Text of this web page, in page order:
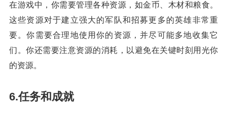
在游戏中，你需要管理各种资源，如金币、木材和粮食。
这些资源对于建立强大的军队和招募更多的英雄非常重
要。你需要合理地使用你的资源，并尽可能多地收集它
们。你还需要注意资源的消耗，以避免在关键时刻用光你
的资源。
6.任务和成就